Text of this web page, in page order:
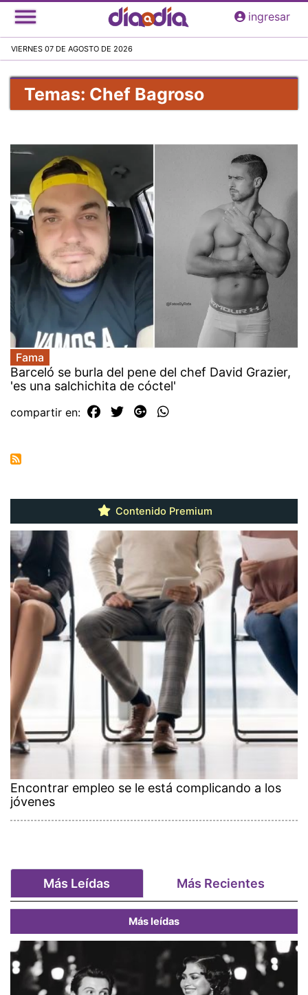
Pasar
al
principal
ingresar
VIERNES 07 DE AGOSTO DE 2026
Temas: Chef Bagroso
Fama
Barceló se burla del pene del chef David Grazier,
'es una salchichita de cóctel'
compartir en:
Contenido Premium
Encontrar empleo se le está complicando a los
jóvenes
Más Leídas Más Recientes
Más leídas